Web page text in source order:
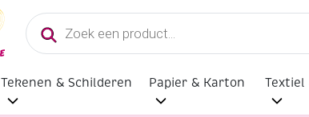
Producten
zoeken
Tekenen & Schilderen Papier & Karton Textiel